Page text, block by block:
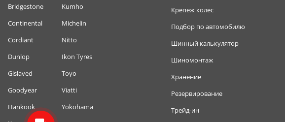
Bridgestone
Continental
Cordiant
Dunlop
Gislaved
Goodyear
Hankook
Kumho
Michelin
Nitto
Ikon Tyres
Toyo
Viatti
Yokohama
Крепеж колес
Подбор по автомобилю
Шинный калькулятор
Шиномонтаж
Хранение
Резервирование
Трейд-ин